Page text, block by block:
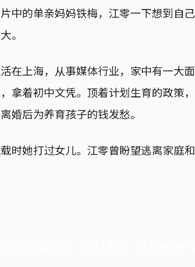
中的单亲妈妈铁梅，江零一下想到自
。
在上海，从事媒体行业，家中有一大
拿着初中文凭。顶着计划生育的政策
婚后为养育孩子的钱发愁。
时她打过女儿。江零曾盼望逃离家庭